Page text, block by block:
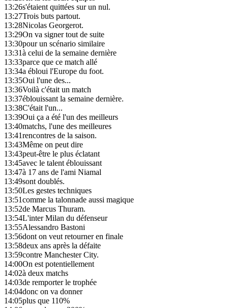
13:26s'étaient quittées sur un nul.
13:27Trois buts partout.
13:28Nicolas Georgerot.
13:29On va signer tout de suite
13:30pour un scénario similaire
13:31à celui de la semaine dernière
13:33parce que ce match allé
13:34a ébloui l'Europe du foot.
13:35Oui l'une des...
13:36Voilà c'était un match
13:37éblouissant la semaine dernière.
13:38C'était l'un...
13:39Oui ça a été l'un des meilleurs
13:40matchs, l'une des meilleures
13:41rencontres de la saison.
13:43Même on peut dire
13:43peut-être le plus éclatant
13:45avec le talent éblouissant
13:47à 17 ans de l'ami Niamal
13:49sont doublés.
13:50Les gestes techniques
13:51comme la talonnade aussi magique
13:52de Marcus Thuram.
13:54L'inter Milan du défenseur
13:55Alessandro Bastoni
13:56dont on veut retourner en finale
13:58deux ans après la défaite
13:59contre Manchester City.
14:00On est potentiellement
14:02à deux matchs
14:03de remporter le trophée
14:04donc on va donner
14:05plus que 110%